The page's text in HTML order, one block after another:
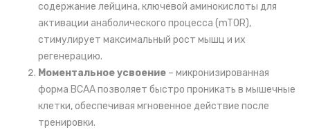
содержание лейцина, ключевой аминокислоты для
активации анаболического процесса (mTOR),
стимулирует максимальный рост мышц и их
регенерацию.
Моментальное усвоение – микронизированная
форма BCAA позволяет быстро проникать в мышечные
клетки, обеспечивая мгновенное действие после
тренировки.